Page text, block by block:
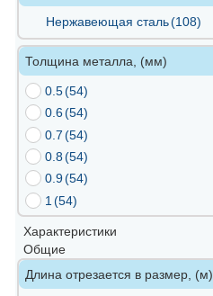
Нержавеющая сталь(108)
Толщина металла, (мм)
0.5(54)
0.6(54)
0.7(54)
0.8(54)
0.9(54)
1 (54)
Характеристики
Общие
Длина отрезается в размер, (м)